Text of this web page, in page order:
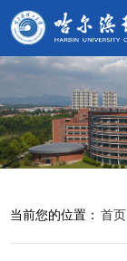
当前您的位置： 首页